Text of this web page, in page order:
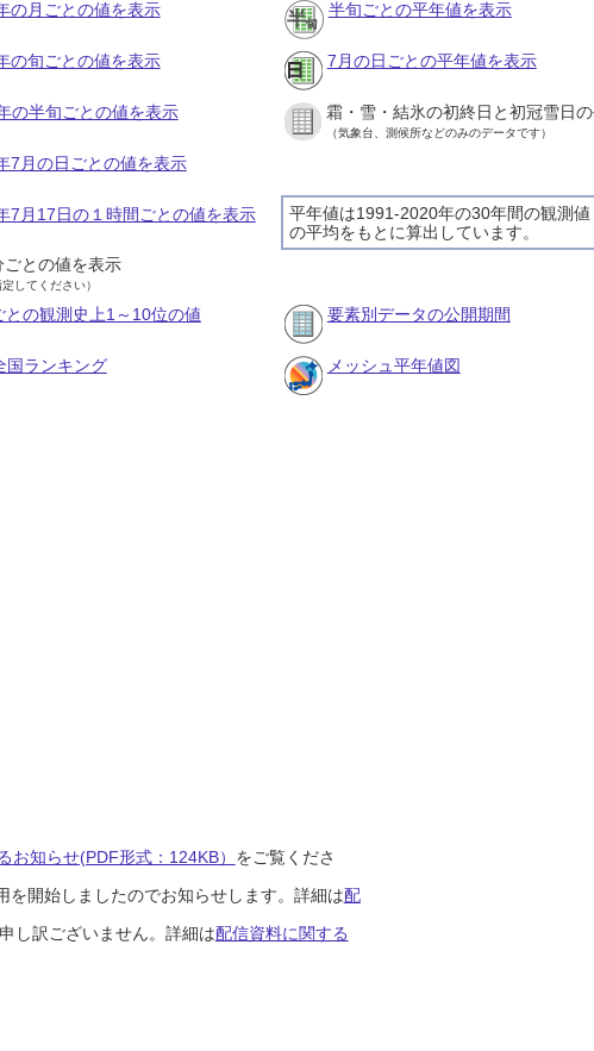
の月ごとの値を表示 半旬ごとの平年値を表示
の旬ごとの値を表示 7月の日ごとの平年値を表示
の半旬ごとの値を表示 霜・雪・結氷の初終日と初冠雪日
（気象台、測候所などのみのデータです）
7月の日ごとの値を表示
平年値は1991-2020年の30年間の観測値
の平均をもとに算出しています。
7月17日の１時間ごとの値を表示
ごとの値を表示
定してください）
との観測史上1～10位の値 要素別データの公開期間
国ランキング メッシュ平年値図
お知らせ(PDF形式：124KB） をご覧くださ
開始しましたのでお知らせします。詳細は配
し訳ございません。詳細は配信資料に関する